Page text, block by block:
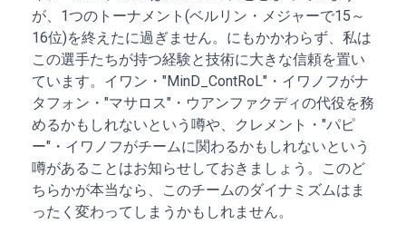
が、1つのトーナメント(ベルリン・メジャーで15～
16位)を終えたに過ぎません。にもかかわらず、私は
この選手たちが持つ経験と技術に大きな信頼を置い
ています。イワン・"MinD_ContRoL"・イワノフがナ
タフォン・"マサロス"・ウアンファクディの代役を務
めるかもしれないという噂や、クレメント・"パピ
ー"・イワノフがチームに関わるかもしれないという
噂があることはお知らせしておきましょう。このど
ちらかが本当なら、このチームのダイナミズムはま
ったく変わってしまうかもしれません。